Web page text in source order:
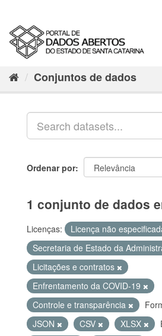
Conjuntos de dados
Ordenar por
1 conjunto de dados
Licenças: Licença não
Secretaria de Estado da
Licitações e contratos
Enfrentamento da COVID-19
Controle e transparência
JSON
CSV XLSX